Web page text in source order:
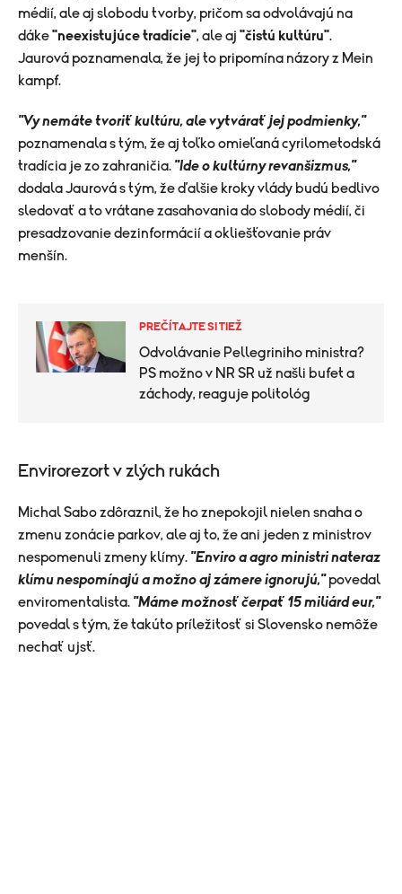
médií, ale aj slobodu tvorby, pričom sa odvolávajú na
dáke"neexistujúce tradície", ale aj "čistú kultúru".
Jaurová poznamenala, že jej to pripomína názory z Mein
kampf.
"Vy nemáte tvoriť kultúru, ale vytvárať jej podmienky,"
poznamenala s tým, že aj toľko omieľaná cyrilometodská
tradícia je zo zahraničia. "Ide o kultúrny revanšizmus,"
dodala Jaurová s tým, že ďalšie kroky vlády budú bedlivo
sledovať a to vrátane zasahovania do slobody médií, či
presadzovanie dezinformácií a okliešťovanie práv
menšín.
PREČÍTAJTE SI TIEŽ
Odvolávanie Pellegriniho ministra?
PS možno v NR SR už našli bufet a
záchody, reaguje politológ
Envirorezort v zlých rukách
Michal Sabo zdôraznil, že ho znepokojil nielen snaha o
zmenu zonácie parkov, ale aj to, že ani jeden z ministrov
nespomenuli zmeny klímy. "Enviro a agro ministri nateraz
klímu nespomínajú a možno aj zámere ignorujú,"povedal
enviromentalista. "Máme možnosť čerpať 15 miliárd eur,"
povedal s tým, že takúto príležitosť si Slovensko nemôže
nechať ujsť.